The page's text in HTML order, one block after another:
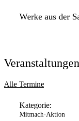
Werke aus der
Alle Termine
Kategorie:
Mitmach-Aktion